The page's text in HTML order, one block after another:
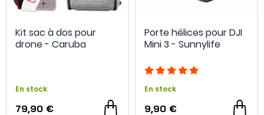
Kit sac à dos pour
drone - Caruba
En stock
79,90 €
Porte hélices pour DJI
Mini 3 - Sunnylife
En stock
9,90 €